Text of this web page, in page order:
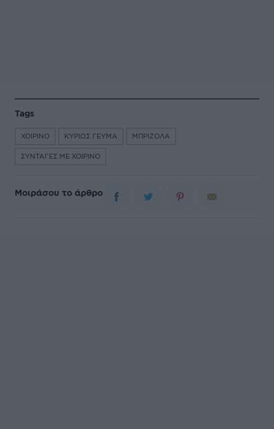
Tags
ΧΟΙΡΙΝΟ ΚΥΡΙΩΣ ΓΕΥΜΑ ΜΠΡΙΖΟΛΑ
ΣΥΝΤΑΓΕΣ ΜΕ ΧΟΙΡΙΝΟ
Μοιράσου το άρθρο